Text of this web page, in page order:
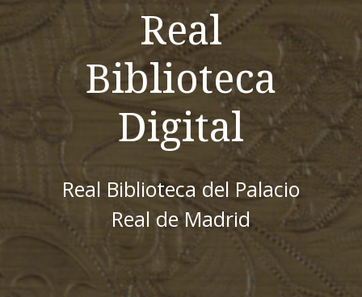
Real
Biblioteca
Digital
Real Biblioteca del Palacio
Real de Madrid